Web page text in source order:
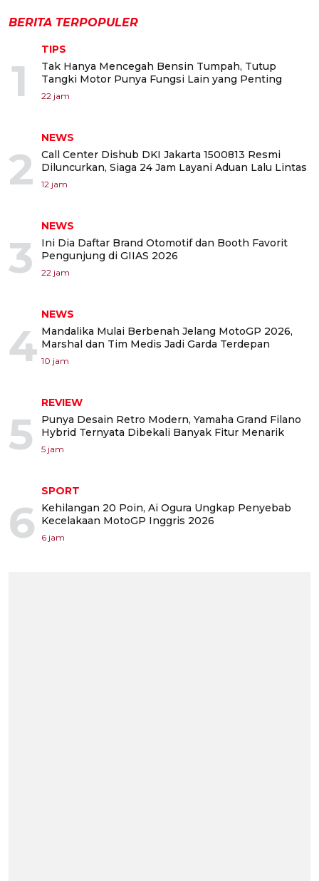
BERITA TERPOPULER
1
TIPS
Tak Hanya Mencegah Bensin Tumpah, Tutup
Tangki Motor Punya Fungsi Lain yang Penting
22 jam
2
NEWS
Call Center Dishub DKI Jakarta 1500813 Resmi
Diluncurkan, Siaga 24 Jam Layani Aduan Lalu Lintas
12 jam
3
NEWS
Ini Dia Daftar Brand Otomotif dan Booth Favorit
Pengunjung di GIIAS 2026
22 jam
4
NEWS
Mandalika Mulai Berbenah Jelang MotoGP 2026,
Marshal dan Tim Medis Jadi Garda Terdepan
10 jam
5
REVIEW
Punya Desain Retro Modern, Yamaha Grand Filano
Hybrid Ternyata Dibekali Banyak Fitur Menarik
5 jam
6
SPORT
Kehilangan 20 Poin, Ai Ogura Ungkap Penyebab
Kecelakaan MotoGP Inggris 2026
6 jam